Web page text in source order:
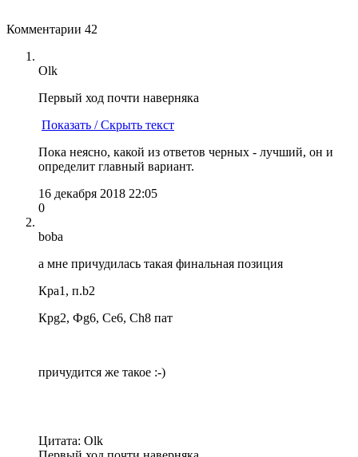
Комментарии 42
Olk
Первый ход почти наверняка
Показать / Скрыть текст
Пока неясно, какой из ответов черных - лучший, он и
определит главный вариант.
16 декабря 2018 22:05
0
boba
а мне причудилась такая финальная позиция
Крa1, п.b2
Крg2, Фg6, Сe6, Ch8 пат
причудится же такое :-)
Цитата: Olk